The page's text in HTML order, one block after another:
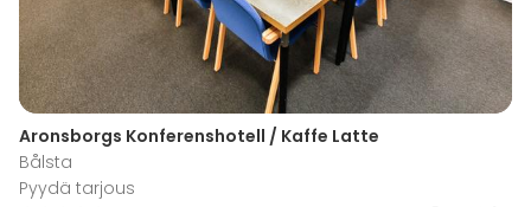
Aronsborgs Konferenshotell / Kaffe Latte
Bålsta
Pyydä tarjous